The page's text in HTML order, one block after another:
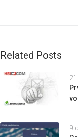
Related Posts
9